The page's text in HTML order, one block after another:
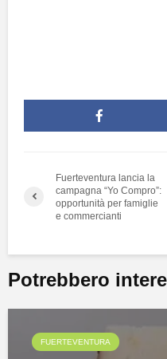
Fuerteventura lancia la
campagna “Yo Compro”:
opportunità per famiglie
e commercianti
Potrebbero
FUERTEVENTURA